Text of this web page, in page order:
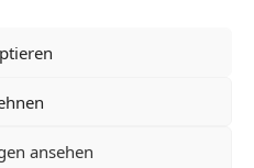
ansehen